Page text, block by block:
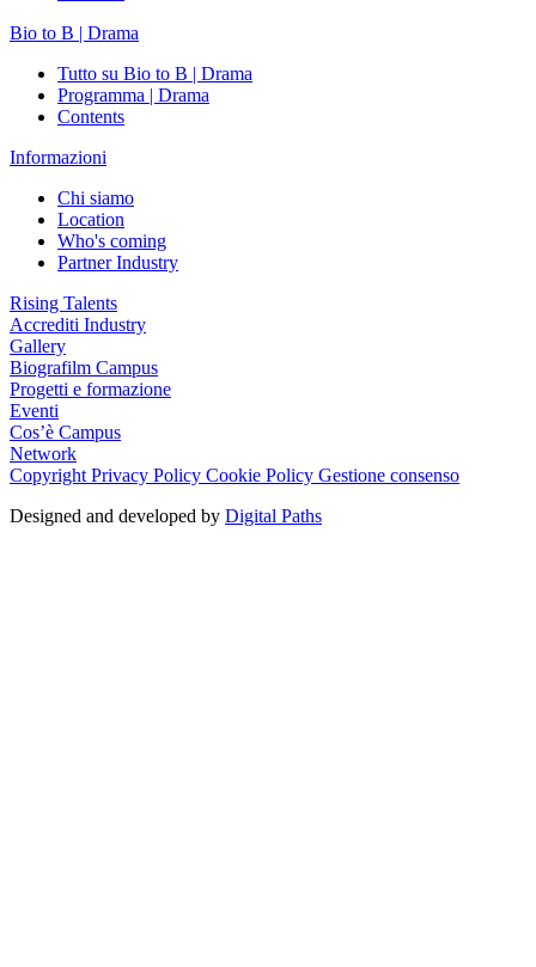
Bio to B | Drama
Tutto su Bio to B | Drama
Programma | Drama
Contents
Informazioni
Chi siamo
Location
Who's coming
Partner Industry
Rising Talents
Accrediti Industry
Gallery
Biografilm Campus
Progetti e formazione
Eventi
Cos’è Campus
Network
Copyright Privacy Policy Cookie Policy Gestione consenso
Designed and developed by Digital Paths